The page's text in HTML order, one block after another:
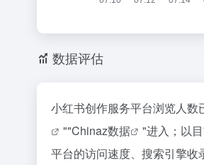
数据评估
小红书创作服务平台浏览人
""Chinaz数据
"进入；以
平台的访问速度、搜索引擎